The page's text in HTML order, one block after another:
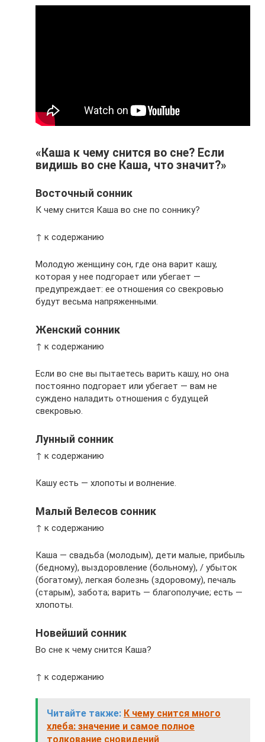
«Каша к чему снится во сне? Если
видишь во сне Каша, что значит?»
Восточный сонник
К чему снится Каша во сне по соннику?
↑ к содержанию
Молодую женщину сон, где она варит кашу,
которая у нее подгорает или убегает —
предупреждает: ее отношения со свекровью
будут весьма напряженными.
Женский сонник
↑ к содержанию
Если во сне вы пытаетесь варить кашу, но она
постоянно подгорает или убегает — вам не
суждено наладить отношения с будущей
свекровью.
Лунный сонник
↑ к содержанию
Кашу есть — хлопоты и волнение.
Малый Велесов сонник
↑ к содержанию
Каша — свадьба (молодым), дети малые, прибыль
(бедному), выздоровление (больному), / убыток
(богатому), легкая болезнь (здоровому), печаль
(старым), забота; варить — благополучие; есть —
хлопоты.
Новейший сонник
Во сне к чему снится Каша?
↑ к содержанию
Читайте также: К чему снится много
хлеба: значение и самое полное
толкование сновидений